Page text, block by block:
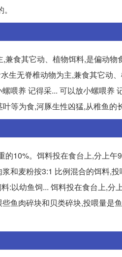
食其它动、植物饵料,是偏动物
生无脊椎动物为主,兼食其它动
喂养 记得采... 可以放小螺喂养
等为食,河豚生性凶猛,从稚鱼的
10%。饵料投在食台上,分上午
和麦粉按3:1 比例混合的饵料,投
:以幼鱼饲... 饵料投在食台上,分
鱼肉碎块和贝类碎块,投喂量是